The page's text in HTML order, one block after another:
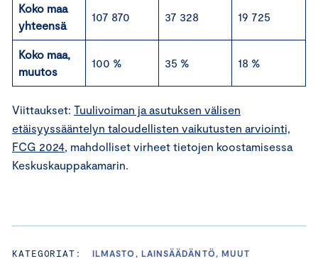
Koko maa
yhteensä
107 870 37 328 19 725
Koko maa,
muutos
100 % 35 % 18 %
Viittaukset: Tuulivoiman ja asutuksen välisen
etäisyyssääntelyn taloudellisten vaikutusten arviointi,
FCG 2024, mahdolliset virheet tietojen koostamisessa
Keskuskauppakamarin.
KATEGORIAT: ILMASTO, LAINSÄÄDÄNTÖ, MUUT